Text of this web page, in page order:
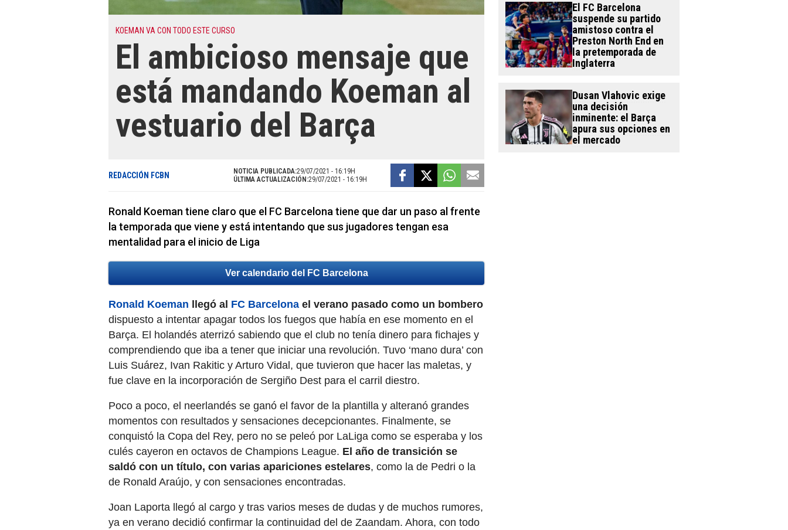
KOEMAN VA CON TODO ESTE CURSO
El ambicioso mensaje que
está mandando Koeman al
vestuario del Barça
REDACCIÓN FCBN NOTICIA PUBLICADA:29/07/2021 - 16:19H
ÚLTIMA ACTUALIZACIÓN:29/07/2021 - 16:19H
Ronald Koeman tiene claro que el FC Barcelona tiene que dar un paso al frente
la temporada que viene y está intentando que sus jugadores tengan esa
mentalidad para el inicio de Liga
Ver calendario del FC Barcelona
Ronald Koeman llegó al FC Barcelona ​ el verano pasado como un bombero
dispuesto a intentar apagar todos los fuegos que había en ese momento en el
Barça. El holandés aterrizó sabiendo que el club no tenía dinero para fichajes y
comprendiendo que iba a tener que iniciar una revolución. Tuvo ‘mano dura’ con
Luis Suárez, Ivan Rakitic y Arturo Vidal, que tuvieron que hacer las maletas, y
fue clave en la incorporación de Sergiño Dest para el carril diestro.
Poco a poco, el neerlandés se ganó el favor de la plantilla y alteranó grandes
momentos con resultados y sensaciones decepcionantes. Finalmente, se
conquistó la Copa del Rey, pero no se peleó por LaLiga como se esperaba y los
culés cayeron en octavos de Champions League. El año de transición se
saldó con un título, con varias apariciones estelares, como la de Pedri o la
de Ronald Araújo, y con sensaciones encontradas.
Joan Laporta llegó al cargo y tras varios meses de dudas y de muchos rumores,
ya en verano decidió confirmar la continuidad del de Zaandam. Ahora, con todo
El FC Barcelona
suspende su partido
amistoso contra el
Preston North End en
la pretemporada de
Inglaterra
Dusan Vlahovic exige
una decisión
inminente: el Barça
apura sus opciones en
el mercado